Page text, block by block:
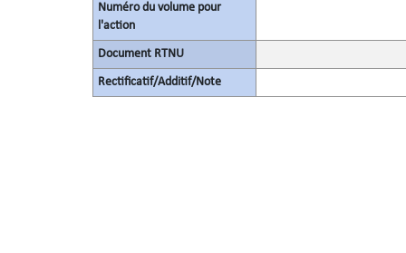
Numéro du volume pour
l'action
Document RTNU
Rectificatif/Additif/Note